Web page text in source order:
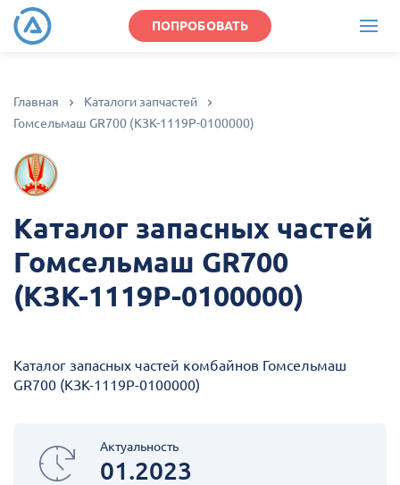
ПОПРОБОВАТЬ
Главная
Каталоги запчастей
Гомсельмаш GR700 (КЗК-1119Р-0100000)
Каталог запасных частей
Гомсельмаш GR700
(КЗК-1119Р-0100000)
Каталог запасных частей комбайнов Гомсельмаш
GR700 (КЗК-1119Р-0100000)
Актуальность
01.2023